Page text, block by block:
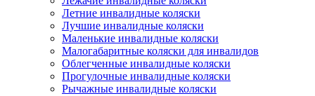
Летние инвалидные коляски
Лучшие инвалидные коляски
Маленькие инвалидные коляски
Малогабаритные коляски для инвалидов
Облегченные инвалидные коляски
Прогулочные инвалидные коляски
Рычажные инвалидные коляски